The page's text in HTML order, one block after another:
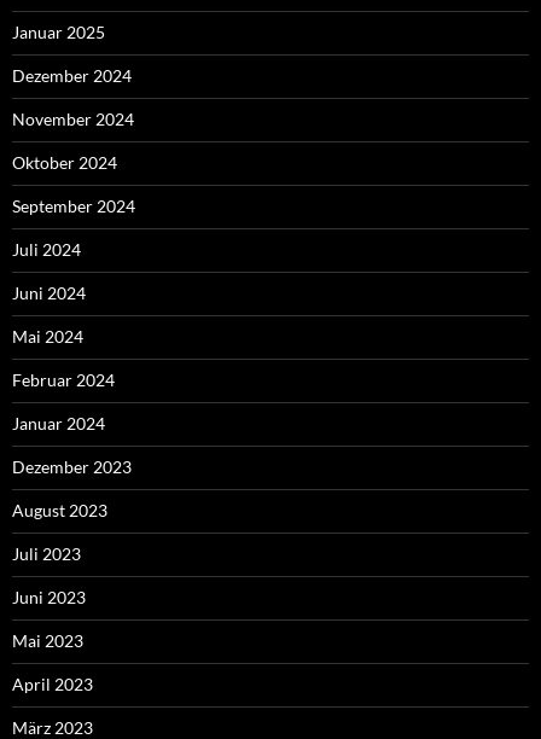
Januar 2025
Dezember 2024
November 2024
Oktober 2024
September 2024
Juli 2024
Juni 2024
Mai 2024
Februar 2024
Januar 2024
Dezember 2023
August 2023
Juli 2023
Juni 2023
Mai 2023
April 2023
März 2023